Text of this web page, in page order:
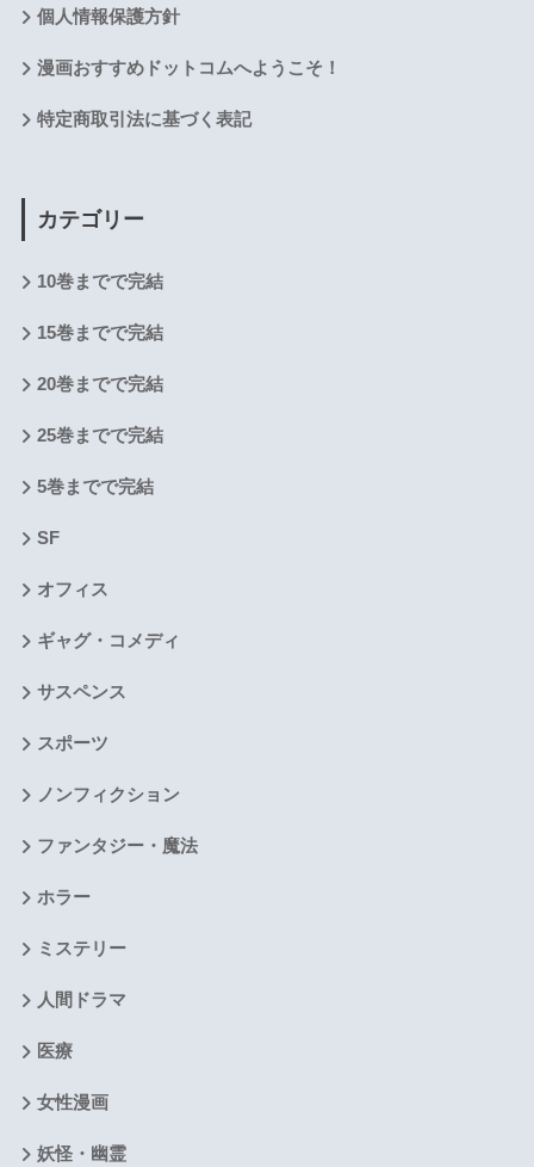
個人情報保護方針
漫画おすすめドットコムへようこそ！
特定商取引法に基づく表記
カテゴリー
10巻までで完結
15巻までで完結
20巻までで完結
25巻までで完結
5巻までで完結
SF
オフィス
ギャグ・コメディ
サスペンス
スポーツ
ノンフィクション
ファンタジー・魔法
ホラー
ミステリー
人間ドラマ
医療
女性漫画
妖怪・幽霊